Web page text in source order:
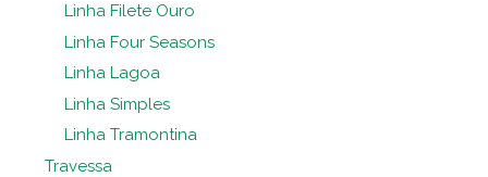
Linha Filete Ouro
Linha Four Seasons
Linha Lagoa
Linha Simples
Linha Tramontina
Travessa